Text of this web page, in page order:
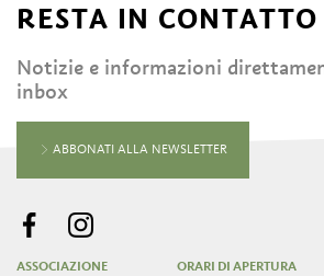
RESTA IN
Notizie e informazioni
inbox
ABBONATI ALLA NEWSLETTER
ASSOCIAZIONE
ORARI DI APERTURA